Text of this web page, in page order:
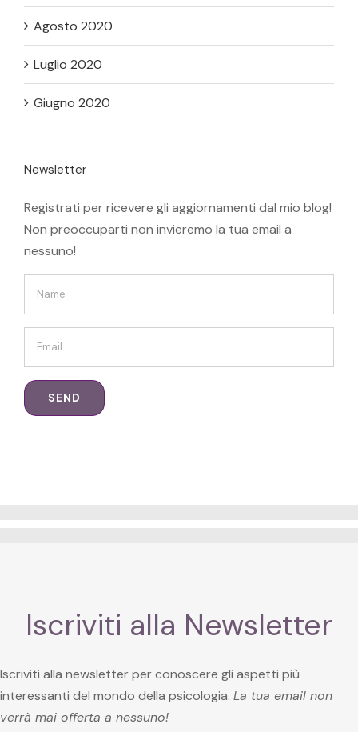
Agosto 2020
Luglio 2020
Giugno 2020
Newsletter
Registrati per ricevere gli aggiornamenti dal mio blog!
Non preoccuparti non invieremo la tua email a
nessuno!
Iscriviti alla Newsletter
Iscriviti alla newsletter per conoscere gli aspetti più
interessanti del mondo della psicologia. La tua email non
verrà mai offerta a nessuno!